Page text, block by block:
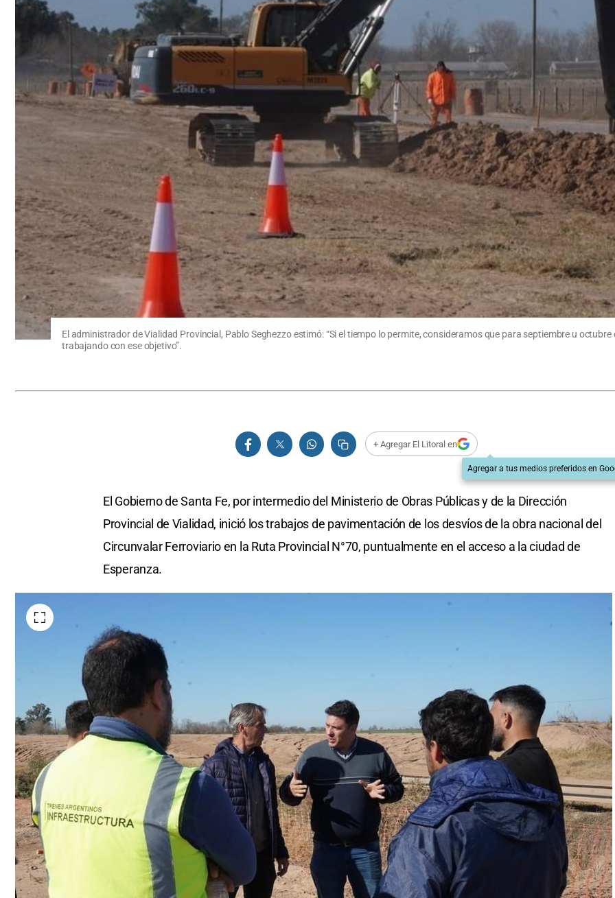
El administrador de Vialidad Provincial, Pablo Seghezzo estimó: “Si el tiempo lo permite, consideramos que para septiembre u
trabajando con ese objetivo”.
+ Agregar El Litoral en
Agregar a tus medios preferidos en
El Gobierno de Santa Fe, por intermedio del Ministerio de Obras Públicas y de la Dirección
Provincial de Vialidad, inició los trabajos de pavimentación de los desvíos de la obra nacional del
Circunvalar Ferroviario en la Ruta Provincial N°70, puntualmente en el acceso a la ciudad de
Esperanza.